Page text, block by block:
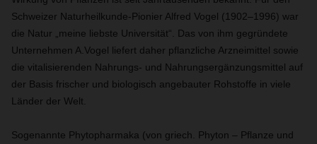
Schweizer Naturheilkunde-Pionier Alfred Vogel (1902–1996) war
die Natur „meine liebste Universität“. Das von ihm gegründete
Unternehmen A.Vogel liefert daher pflanzliche Arzneimittel sowie
die vitalisierenden Nahrungs- und Nahrungsergänzungsmittel auf
der Basis frischer und biologisch angebauter Rohstoffe in viele
Länder der Welt.
Sogenannte Phytopharmaka (von griech. Phyton – Pflanze und